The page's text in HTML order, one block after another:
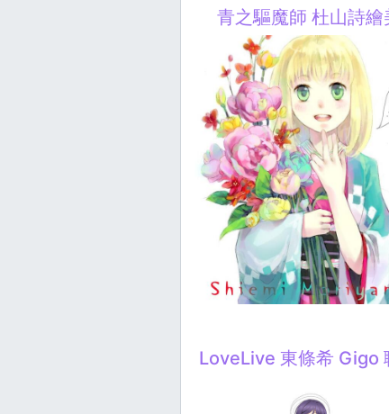
青之驅魔師 杜山詩繪
LoveLive 東條希 Gigo